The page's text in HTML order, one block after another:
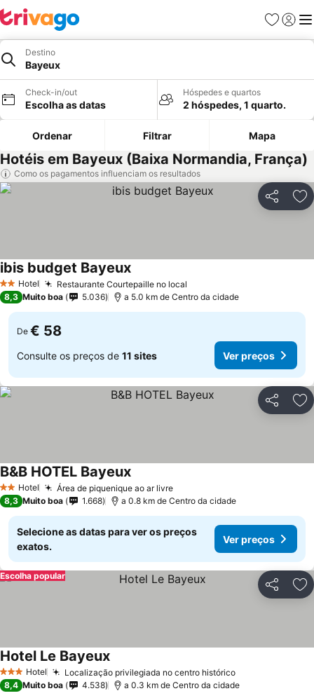
Favoritos
Iniciar
Destino
Bayeux
Check-in/out
Escolha as datas
Hóspedes e quartos
2 hóspedes, 1 quarto.
Ordenar Filtrar Mapa
Hotéis em Bayeux (Baixa Normandia, França)
Como os pagamentos influenciam os resultados
Partilhar
2 Estrelas
Hotel Restaurante Courtepaille no local
ibis budget BayeuxVer preços
8,3 Muito boa 5.036 a 5.0 km de Centro da cidade
De € 58
Consulte os preços de 11 sites Ver preços
Partilhar
2 Estrelas
Hotel Área de piquenique ao ar livreVer preços
B&B HOTEL BayeuxVer preços
8,3 Muito boa 1.668 a 0.8 km de Centro da cidade
Selecione as datas para ver os preços
exatos.
Ver preços
Partilhar
Escolha popular
3 EstrelasHotel Localização privilegiada no centro históricoVer preços
Hotel Le BayeuxVer preços
8,4 Muito boa 4.538 a 0.3 km de Centro da cidade